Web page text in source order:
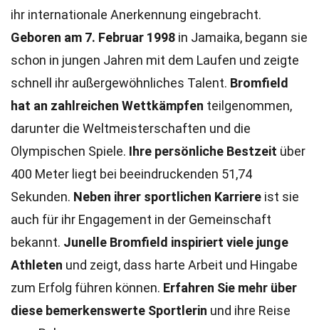
ihr internationale Anerkennung eingebracht.
Geboren am 7. Februar 1998 in Jamaika, begann sie
schon in jungen Jahren mit dem Laufen und zeigte
schnell ihr außergewöhnliches Talent. Bromfield
hat an zahlreichen Wettkämpfen teilgenommen,
darunter die Weltmeisterschaften und die
Olympischen Spiele. Ihre persönliche Bestzeit über
400 Meter liegt bei beeindruckenden 51,74
Sekunden. Neben ihrer sportlichen Karriere ist sie
auch für ihr Engagement in der Gemeinschaft
bekannt. Junelle Bromfield inspiriert viele junge
Athleten und zeigt, dass harte Arbeit und Hingabe
zum Erfolg führen können. Erfahren Sie mehr über
diese bemerkenswerte Sportlerin und ihre Reise